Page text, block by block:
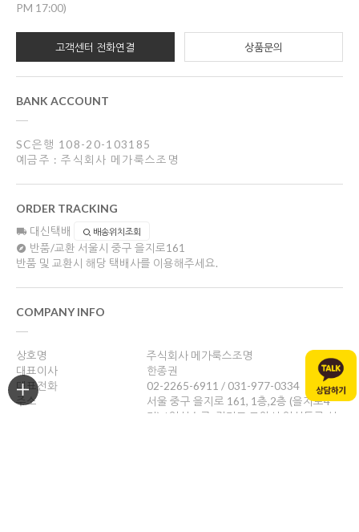
PM 17:00)
고객센터 전화연결 상품문의
BANK ACCOUNT
SC은행 108-20-103185
예금주 : 주식회사 메가룩스조명
ORDER TRACKING
대신택배 배송위치조회
반품/교환 서울시 중구 을지로161
반품 및 교환시 해당 택배사를 이용해주세요.
COMPANY INFO
상호명
주식회사 메가룩스조명
대표이사
한종권
대표전화
02-2265-6911 / 031-977-0334
주소
서울 중구 을지로 161, 1층,2층 (을지로4
가) / 일산쇼룸: 경기도 고양시 일산동구 성